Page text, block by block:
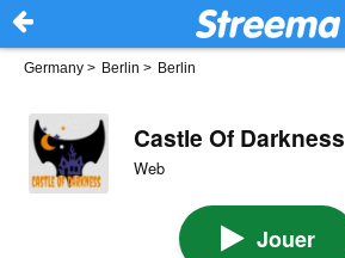
Germany > Berlin > Berlin
Castle Of Darkness
Web
Jouer